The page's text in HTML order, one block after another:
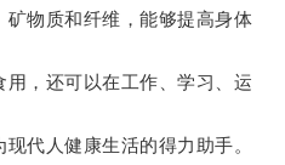
物质和纤维，能够提高身体
，还可以在工作、学习、运
人健康生活的得力助手。